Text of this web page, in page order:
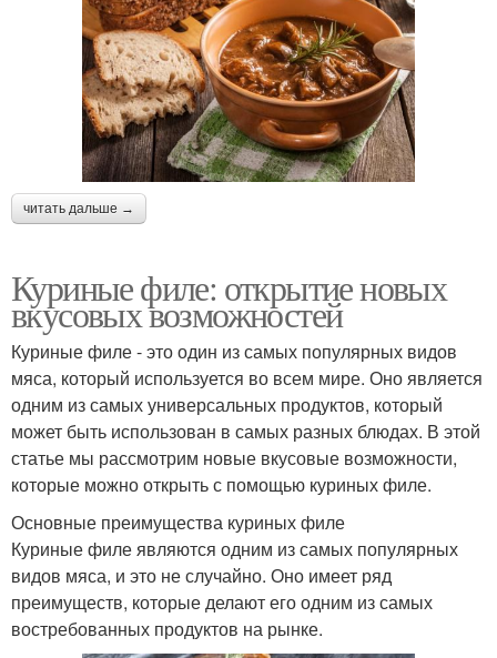
читать дальше →
Куриные филе: открытие новых
вкусовых возможностей
Куриные филе - это один из самых популярных видов
мяса, который используется во всем мире. Оно является
одним из самых универсальных продуктов, который
может быть использован в самых разных блюдах. В этой
статье мы рассмотрим новые вкусовые возможности,
которые можно открыть с помощью куриных филе.
Основные преимущества куриных филе
Куриные филе являются одним из самых популярных
видов мяса, и это не случайно. Оно имеет ряд
преимуществ, которые делают его одним из самых
востребованных продуктов на рынке.